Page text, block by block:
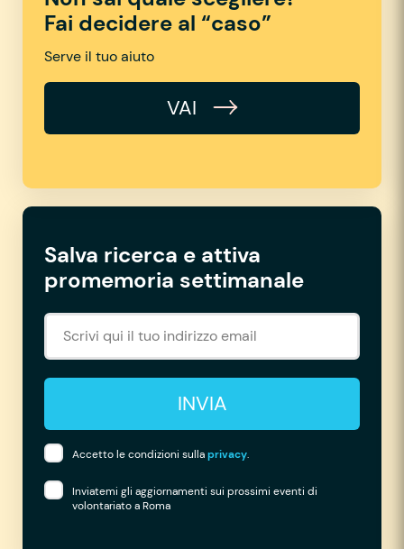
Fai decidere al “caso”
Serve il tuo aiuto
VAI
Salva ricerca e attiva
promemoria settimanale
INVIA
Accetto le condizioni sullaprivacy.
Inviatemi gli aggiornamenti sui prossimi eventi di
volontariato a Roma